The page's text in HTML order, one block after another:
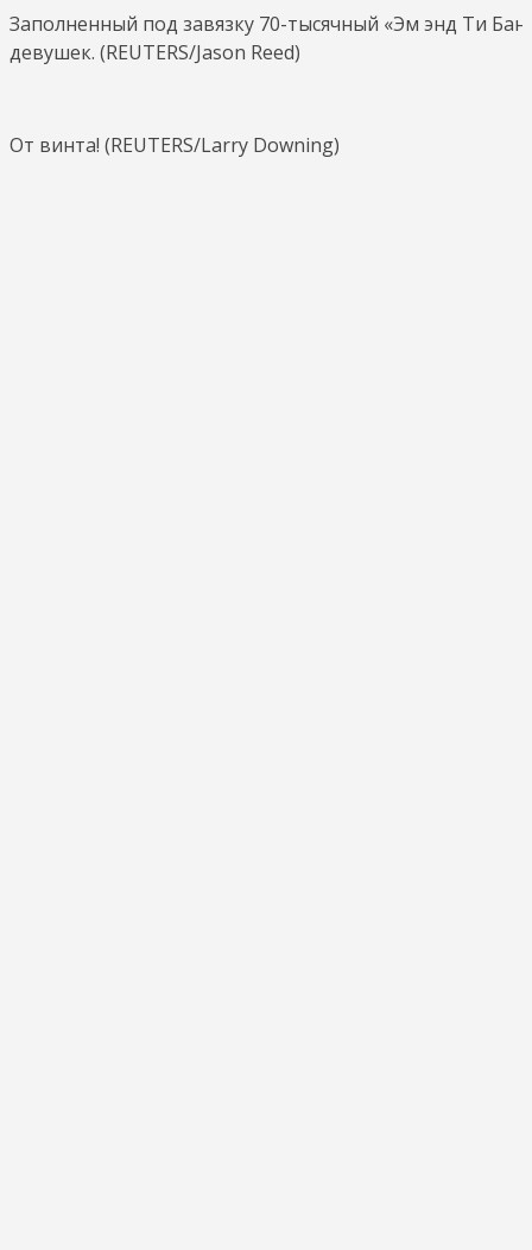
Заполненный под завязку 70-тысячный «Эм энд Ти
девушек. (REUTERS/Jason Reed)
От винта! (REUTERS/Larry Downing)